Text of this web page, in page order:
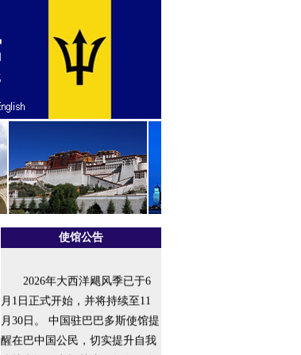
使馆公告
2026年大西洋飓风季已于6
月1日正式开始，并将持续至11
月30日。 中国驻巴巴多斯使馆提
醒在巴中国公民，切实提升自我
防护意识，密切关注巴气象局发